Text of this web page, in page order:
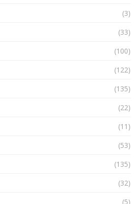
(3)
(33)
(100)
(122)
(135)
(22)
(11)
(53)
(135)
(32)
(5)